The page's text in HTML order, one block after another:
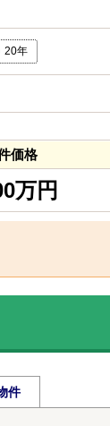
20年
価格
万円
件